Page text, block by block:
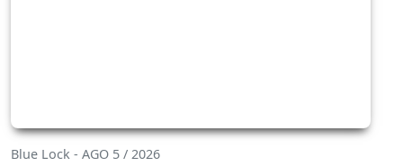
Blue Lock - AGO 5 / 2026